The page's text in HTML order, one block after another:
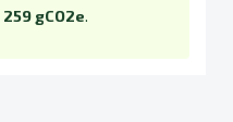
259 gCO2e.